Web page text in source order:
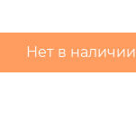
Нет в наличии